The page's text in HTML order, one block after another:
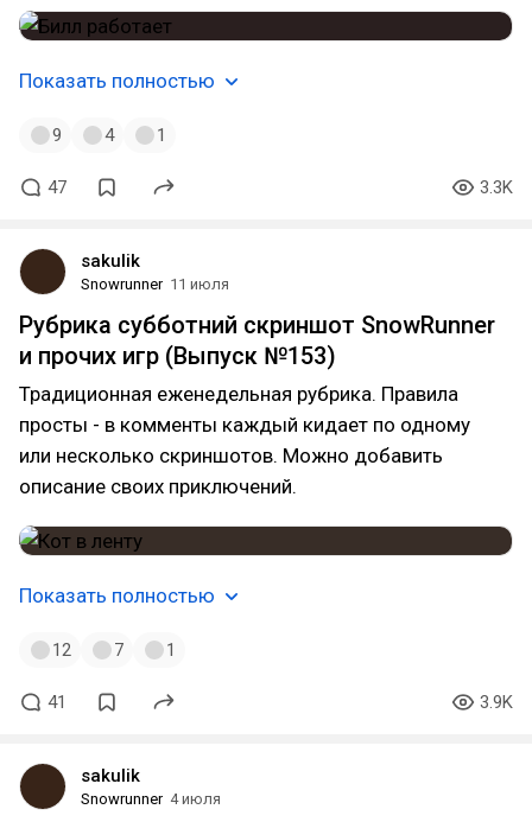
Показать полностью
9 4 1
47 3.3K
sakulik
Snowrunner 11 июля
Рубрика субботний скриншот SnowRunner
и прочих игр (Выпуск №153)
Традиционная еженедельная рубрика. Правила
просты - в комменты каждый кидает по одному
или несколько скриншотов. Можно добавить
описание своих приключений.
Показать полностью
12 7 1
41 3.9K
sakulik
Snowrunner 4 июля